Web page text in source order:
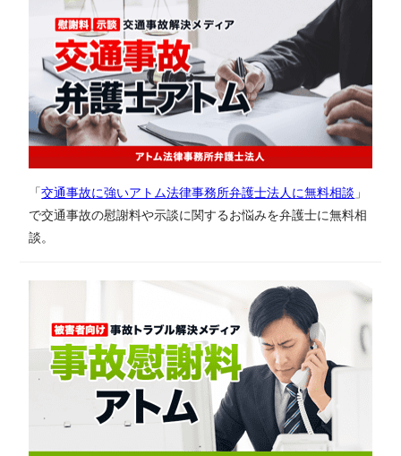
「交通事故に強いアトム法律事務所弁護士法人に無料相談 」
で交通事故の慰謝料や示談に関するお悩みを弁護士に無料相
談。